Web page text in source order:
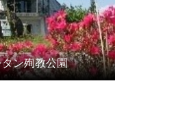
ン殉教公園